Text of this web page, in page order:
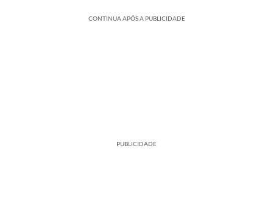
CONTINUA APÓS A PUBLICIDADE
PUBLICIDADE